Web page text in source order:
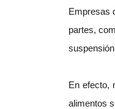
Empresas
partes,
En efecto,
alimentos